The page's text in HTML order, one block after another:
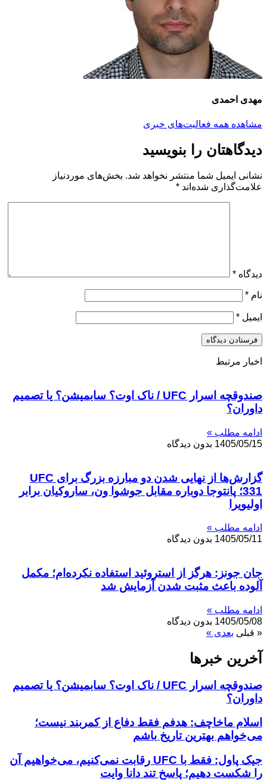
مهدی احمدی
مشاهده همه فعالیت‌های خبری
دیدگاهتان را بنویسید
نشانی ایمیل شما منتشر نخواهد شد. بخش‌های موردنیاز
علامت‌گذاری شده‌اند *
دیدگاه *
نام *
ایمیل *
اخبار مرتبط
صندوقچه اسرار UFC / ناک اوت؟ سابمیشن؟ یا تصمیم
داوران؟
ادامه مطلب »
1405/05/15 بدون دیدگاه
گزارش‌ها از نهایی شدن دو مبارزه بزرگ برای UFC
331؛ پانتوجا دوباره مقابل جوشوا ون، ساروکیان برابر
اولیویرا
ادامه مطلب »
1405/05/11 بدون دیدگاه
جان جونز: هرگز از استروئید استفاده نکرده‌ام؛ مکمل
آلوده باعث مثبت شدن آزمایش شد
ادامه مطلب »
1405/05/08 بدون دیدگاه
« قبلی بعدی »
آخرین خبر‌‌ها
صندوقچه اسرار UFC / ناک اوت؟ سابمیشن؟ یا تصمیم
داوران؟
اسلام ماخاچف: هدفم فقط دفاع از کمربند نیست؛
می‌خواهم بهترین تاریخ باشم
جیک پاول: فقط با UFC رقابت نمی‌کنیم، می‌خواهیم آن
را شکست دهیم؛ پاسخ تند دانا وایت